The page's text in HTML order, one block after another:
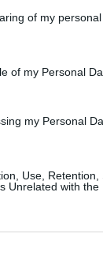
of my personal
of my Personal
my Personal
Use,
Unrelated with
5:57
di